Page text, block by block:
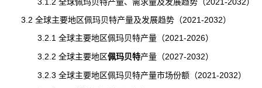
3.2 全球主要地区佩玛贝特产量及发展趋势（2021-2032）
3.2.1 全球主要地区佩玛贝特产量（2021-2026）
3.2.2 全球主要地区佩玛贝特产量（2027-2032）
3.2.3 全球主要地区佩玛贝特产量市场份额（2021-2032）